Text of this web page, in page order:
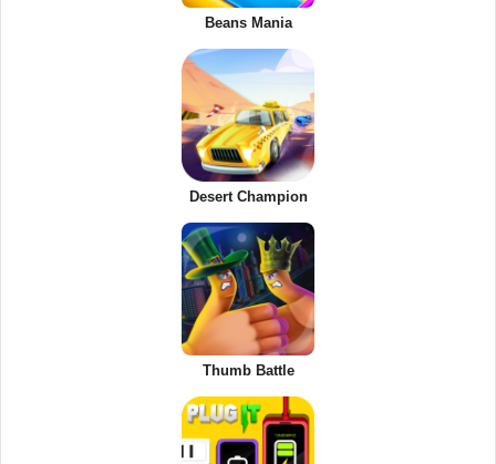
Beans Mania
Desert Champion
Thumb Battle